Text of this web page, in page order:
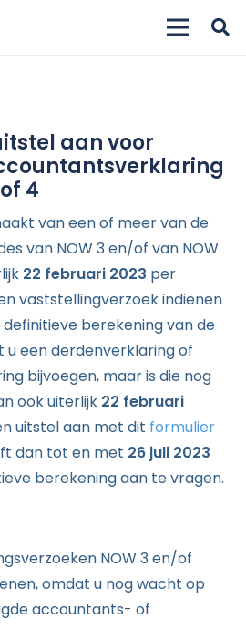
aan voor
4
van een of meer van de
van NOW 3 en/of van NOW
22 februari 2023 per
vaststellingverzoek indienen
definitieve berekening van de
u een derdenverklaring of
bijvoegen, maar is die nog
ook uiterlijk 22 februari
uitstel aan met dit formulier
dan tot en met 26 juli 2023
berekening aan te vragen.
NOW 3 en/of
omdat u nog wacht op
accountants- of